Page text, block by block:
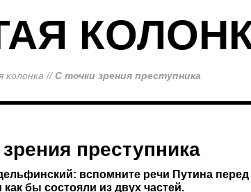
колонка //С точки зрения преступника
преступника
вспомните речи Путина перед
как бы состояли из двух частей.